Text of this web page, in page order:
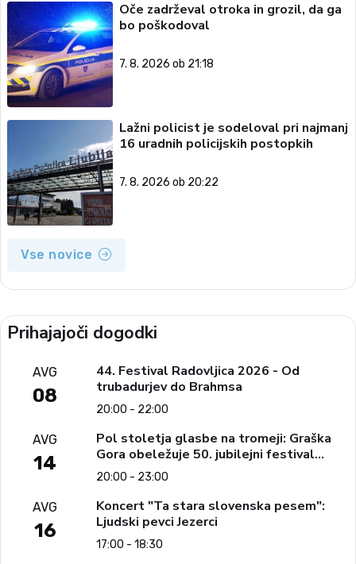
Oče zadrževal otroka in grozil, da ga
bo poškodoval
7. 8. 2026 ob 21:18
Lažni policist je sodeloval pri najmanj
16 uradnih policijskih postopkih
7. 8. 2026 ob 20:22
Vse novice
Prihajajoči dogodki
AVG
08
44. Festival Radovljica 2026 - Od
trubadurjev do Brahmsa
20:00 - 22:00
AVG
14
Pol stoletja glasbe na tromeji: Graška
Gora obeležuje 50. jubilejni festival
narodno-zabavne glasbe
20:00 - 23:00
AVG
16
Koncert "Ta stara slovenska pesem":
Ljudski pevci Jezerci
17:00 - 18:30